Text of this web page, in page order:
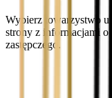
Wybierz towarzystwo
strony z informacjami o
zastępczego.